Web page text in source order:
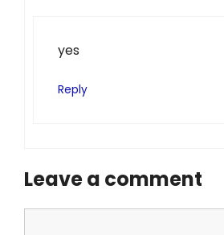
yes
Reply
Leave a comment